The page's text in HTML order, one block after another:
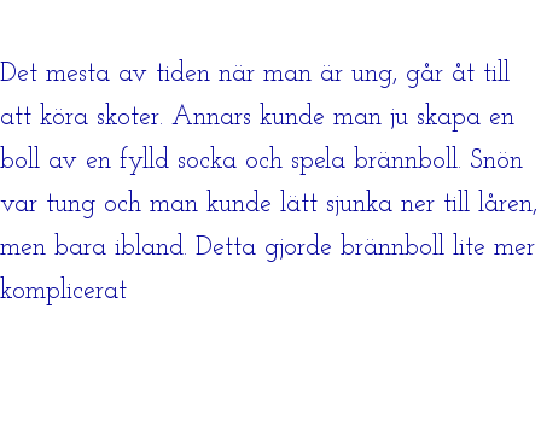
Det mesta av tiden när man är ung, går åt till
att köra skoter. Annars kunde man ju skapa en
boll av en fylld socka och spela brännboll. Snön
var tung och man kunde lätt sjunka ner till låren,
men bara ibland. Detta gjorde brännboll lite mer
komplicerat